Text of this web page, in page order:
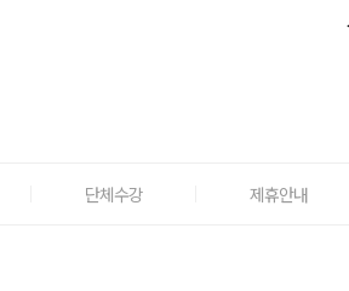
단체수강 제휴안내